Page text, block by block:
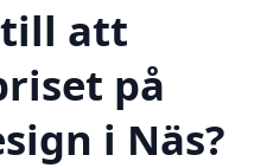
till att
på
i Näs?